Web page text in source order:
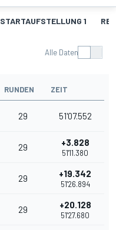
STARTAUFSTELLUNG 1
Alle Daten
RUNDEN ZEIT
29 51'07.552
29 +3.828
51'11.380
29 +19.342
51'26.894
29 +20.128
51'27.680